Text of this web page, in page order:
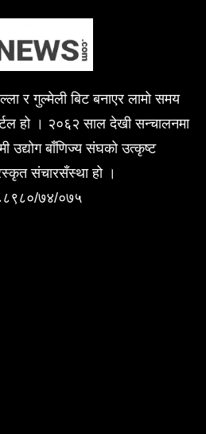
र गुल्मेली बिट बनाएर लामो समय
हो । २०६२ साल देखी सन्चालनमा
उद्योग बाँणिज्य संघको उत्कृष्ट
संचारसँस्था हो ।
७४/०७५